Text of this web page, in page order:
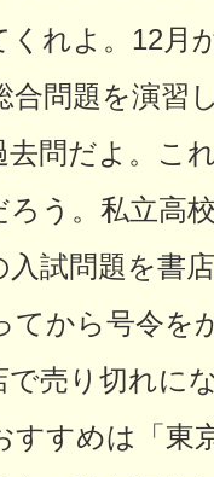
れよ。12月
問題を演習
問だよ。こ
う。私立高
試問題を書
てから号令を
で売り切れに
すめは「東